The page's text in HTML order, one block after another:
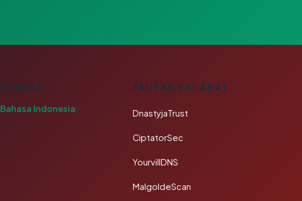
BAHASA
Bahasa Indonesia
TAUTAN SAHABAT
DnastyjaTrust
CiptatorSec
YourvillDNS
MalgoldeScan